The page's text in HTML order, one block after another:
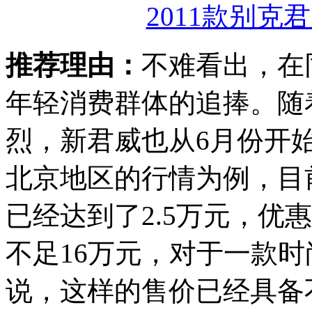
2011款别克
推荐理由： 不难看出，
年轻消费群体的追捧。
烈，新君威也从6月份开
北京地区的行情为例，
已经达到了2.5万元，优
不足16万元，对于一款
说，这样的售价已经具